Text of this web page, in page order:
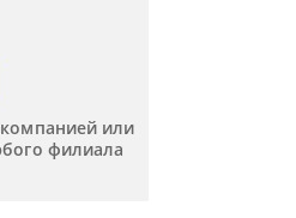
или
филиала